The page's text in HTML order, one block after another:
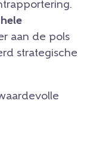
aan de pols
strategische